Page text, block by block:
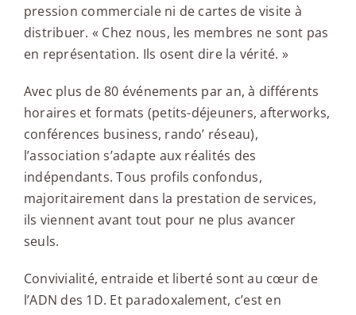
pression commerciale ni de cartes de visite à
distribuer. « Chez nous, les membres ne sont pas
en représentation. Ils osent dire la vérité. »
Avec plus de 80 événements par an, à différents
horaires et formats (petits-déjeuners, afterworks,
conférences business, rando’ réseau),
l’association s’adapte aux réalités des
indépendants. Tous profils confondus,
majoritairement dans la prestation de services,
ils viennent avant tout pour ne plus avancer
seuls.
Convivialité, entraide et liberté sont au cœur de
l’ADN des 1D. Et paradoxalement, c’est en